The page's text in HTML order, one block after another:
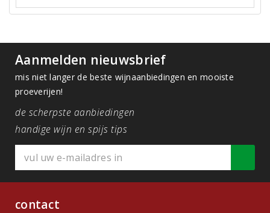
Aanmelden nieuwsbrief
mis niet langer de beste wijnaanbiedingen en mooiste
proeverijen!
de scherpste aanbiedingen
handige wijn en spijs tips
contact